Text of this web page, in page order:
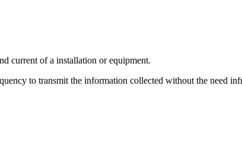
current of a installation or equipment.
to transmit the information collected without the need